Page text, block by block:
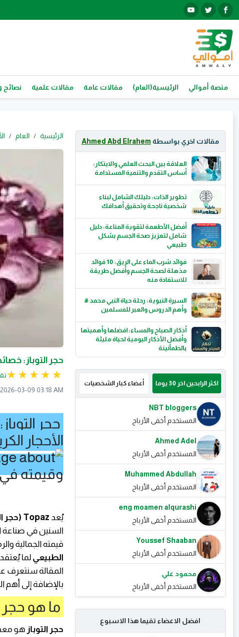
منصة أموالي الرئيسية(العام) مقالات عامة مقالات علمية نصائح
مقالات اخري بواسطة Ahmed Abd Elrahem
العلاقة بين البحث العلمي والابتكار:
أساس التقدم والتنمية المستدامة
تطوير الذات: دليلك الشامل لبناء
شخصية ناجحة وتحقيق أهدافك
أفضل الأطعمة لتقوية المناعة: دليل
شامل لتعزيز صحة الجسم بشكل
طبيعي
فوائد شرب الماء على الريق: 10 فوائد
مذهلة لصحة الجسم وأفضل طريقة
للاستفادة منه
السيرة النبوية: رحلة حياة النبي محمد ﷺ
وأهم الدروس والعبر للمسلمين
أذكار الصباح والمساء: افضلها وأهميتها
وأفضل الأذكار اليومية لحياة مليئة
بالطمأنينة
اكثر الرابحين اخر 30 يوما أعضاء كبار الشخصيات
NBT bloggers
المستخدم أخفى الأرباح
Ahmed Adel
المستخدم أخفى الأرباح
Muhammed Abdullah
المستخدم أخفى الأرباح
eng moamen alqurashi
المستخدم أخفى الأرباح
Youssef Shaaban
المستخدم أخفى الأرباح
محمود علي
المستخدم أخفى الأرباح
افضل الاعضاء تقيما هذا الاسبوع
الرئيسية العام
حجر التوباز:
2026-03-09 03:18 AM
حجر
الأحجار
يُعد Topaz (حجر التوباز)
السنين في صناعة
قيمته الجمالية
الطبيعي لما
المقالة سنتعرف
بالإضافة إلى أهم
ما هو حجر
حجر التوباز هو